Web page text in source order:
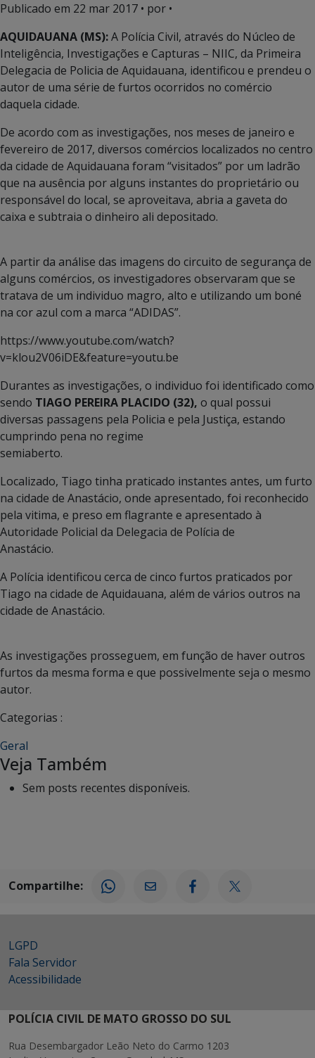
Publicado em 22 mar 2017 • por •
AQUIDAUANA (MS):A Polícia Civil, através do Núcleo de
Inteligência, Investigações e Capturas – NIIC, da Primeira
Delegacia de Policia de Aquidauana, identificou e prendeu o
autor de uma série de furtos ocorridos no comércio
daquela cidade.
De acordo com as investigações, nos meses de janeiro e
fevereiro de 2017, diversos comércios localizados no centro
da cidade de Aquidauana foram “visitados” por um ladrão
que na ausência por alguns instantes do proprietário ou
responsável do local, se aproveitava, abria a gaveta do
caixa e subtraia o dinheiro ali depositado.
A partir da análise das imagens do circuito de segurança de
alguns comércios, os investigadores observaram que se
tratava de um individuo magro, alto e utilizando um boné
na cor azul com a marca “ADIDAS”.
https://www.youtube.com/watch?
v=klou2V06iDE&feature=youtu.be
Durantes as investigações, o individuo foi identificado como
sendo TIAGO PEREIRA PLACIDO (32), o qual possui
diversas passagens pela Policia e pela Justiça, estando
cumprindo pena no regime
semiaberto.
Localizado, Tiago tinha praticado instantes antes, um furto
na cidade de Anastácio, onde apresentado, foi reconhecido
pela vitima, e preso em flagrante e apresentado à
Autoridade Policial da Delegacia de Polícia de
Anastácio.
A Polícia identificou cerca de cinco furtos praticados por
Tiago na cidade de Aquidauana, além de vários outros na
cidade de Anastácio.
As investigações prosseguem, em função de haver outros
furtos da mesma forma e que possivelmente seja o mesmo
autor.
Categorias :
Geral
Veja Também
Sem posts recentes disponíveis.
Compartilhe:
LGPD
Fala Servidor
Acessibilidade
POLÍCIA CIVIL DE MATO GROSSO DO SUL
Rua Desembargador Leão Neto do Carmo 1203